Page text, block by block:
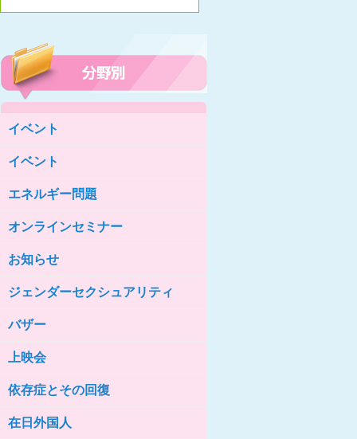
女性の家HELP ネットワークニュー
ス No.87
女性の家HELP ネットワークニュー
女性の家HELP ネットワークニュー
ス No.85
女性の家HELP ネットワークニュー
ス No.82
女性の家HELP ネットワークニュー
ス No.81
女性の家HELP ネットワークニュー
女性の家HELP ネットワークニュー
ス No.78
イベント
イベント
エネルギー問題
オンラインセミナー
お知らせ
ジェンダーセクシュアリティ
バザー
上映会
依存症とその回復
在日外国人